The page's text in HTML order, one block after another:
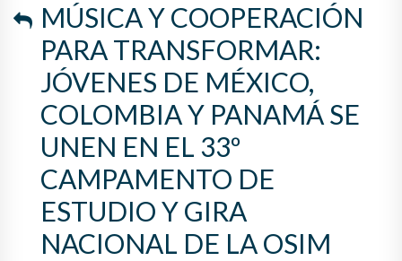
MÚSICA Y COOPERACIÓN
PARA TRANSFORMAR:
JÓVENES DE MÉXICO,
COLOMBIA Y PANAMÁ SE
UNEN EN EL 33º
CAMPAMENTO DE
ESTUDIO Y GIRA
NACIONAL DE LA OSIM